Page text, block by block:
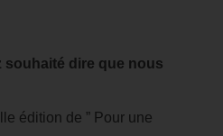
souhaité dire que nous
édition de ” Pour une